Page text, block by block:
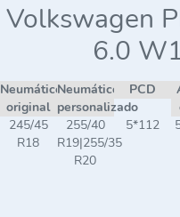
Volkswagen
6.0
Neumático
original
Neumático
personalizado
PCD
245/45
R18
255/40
R19|255/35
R20
5*112